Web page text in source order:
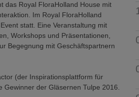
das Royal FloraHolland House mit
Im Royal FloraHolland
statt. Eine Veranstaltung mit
Workshops und Präsentationen,
Begegnung mit Geschäftspartnern
(der Inspirationsplattform für
der Gläsernen Tulpe 2016.